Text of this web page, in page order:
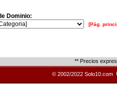
Dominio:
[Pág.
** Precios
© 2002/2022 Solo10.com